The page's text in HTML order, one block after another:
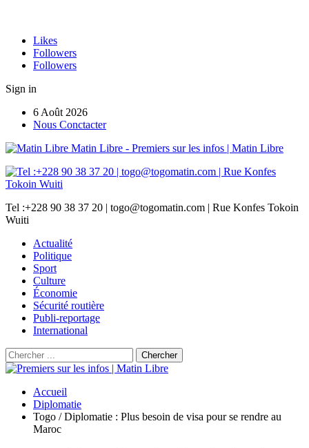
Likes
Followers
Followers
Sign in
6 Août 2026
Nous Conctacter
Matin Libre - Premiers sur les infos | Matin Libre
Tel :+228 90 38 37 20 | togo@togomatin.com | Rue Konfes Tokoin
Wuiti
Actualité
Politique
Sport
Culture
Économie
Sécurité routière
Publi-reportage
International
Accueil
Diplomatie
Togo / Diplomatie : Plus besoin de visa pour se rendre au
Maroc